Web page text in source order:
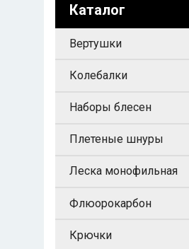
Каталог
Вертушки
Колебалки
Наборы блесен
Плетеные шнуры
Леска монофильная
Флюорокарбон
Крючки